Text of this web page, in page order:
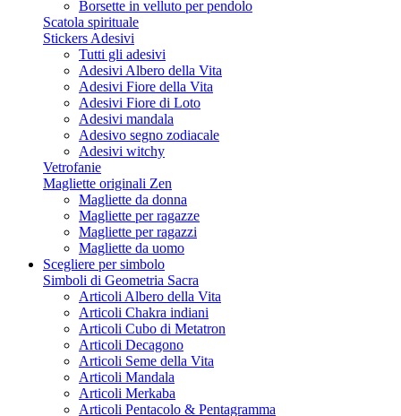
Borsette in velluto per pendolo
Scatola spirituale
Stickers Adesivi
Tutti gli adesivi
Adesivi Albero della Vita
Adesivi Fiore della Vita
Adesivi Fiore di Loto
Adesivi mandala
Adesivo segno zodiacale
Adesivi witchy
Vetrofanie
Magliette originali Zen
Magliette da donna
Magliette per ragazze
Magliette per ragazzi
Magliette da uomo
Scegliere per simbolo
Simboli di Geometria Sacra
Articoli Albero della Vita
Articoli Chakra indiani
Articoli Cubo di Metatron
Articoli Decagono
Articoli Seme della Vita
Articoli Mandala
Articoli Merkaba
Articoli Pentacolo & Pentagramma